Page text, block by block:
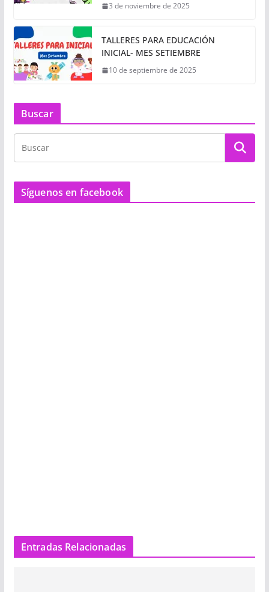
3 de noviembre de 2025
TALLERES PARA EDUCACIÓN
INICIAL- MES SETIEMBRE
10 de septiembre de 2025
Buscar
Síguenos en facebook
Entradas Relacionadas